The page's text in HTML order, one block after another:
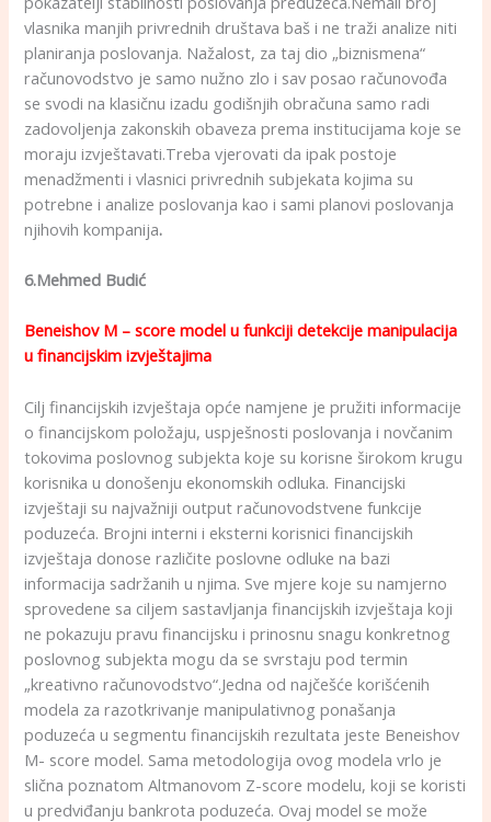
vlasnika manjih privrednih društava baš i ne traži analize niti
planiranja poslovanja. Nažalost, za taj dio „biznismena“
računovodstvo je samo nužno zlo i sav posao računovođa
se svodi na klasičnu izadu godišnjih obračuna samo radi
zadovoljenja zakonskih obaveza prema institucijama koje se
moraju izvještavati.Treba vjerovati da ipak postoje
menadžmenti i vlasnici privrednih subjekata kojima su
potrebne i analize poslovanja kao i sami planovi poslovanja
njihovih kompanija.
6.Mehmed Budić
Beneishov M – score model u funkciji detekcije manipulacija
u financijskim izvještajima
Cilj financijskih izvještaja opće namjene je pružiti informacije
o financijskom položaju, uspješnosti poslovanja i novčanim
tokovima poslovnog subjekta koje su korisne širokom krugu
korisnika u donošenju ekonomskih odluka. Financijski
izvještaji su najvažniji output računovodstvene funkcije
poduzeća. Brojni interni i eksterni korisnici financijskih
izvještaja donose različite poslovne odluke na bazi
informacija sadržanih u njima. Sve mjere koje su namjerno
sprovedene sa ciljem sastavljanja financijskih izvještaja koji
ne pokazuju pravu financijsku i prinosnu snagu konkretnog
poslovnog subjekta mogu da se svrstaju pod termin
„kreativno računovodstvo“.Jedna od najčešće korišćenih
modela za razotkrivanje manipulativnog ponašanja
poduzeća u segmentu financijskih rezultata jeste Beneishov
M- score model. Sama metodologija ovog modela vrlo je
slična poznatom Altmanovom Z-score modelu, koji se koristi
u predviđanju bankrota poduzeća. Ovaj model se može